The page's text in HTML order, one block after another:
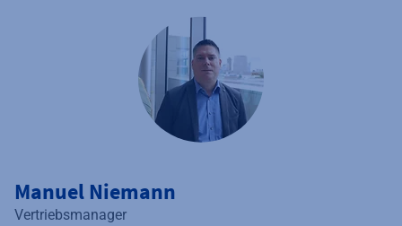
Manuel Niemann
Vertriebsmanager